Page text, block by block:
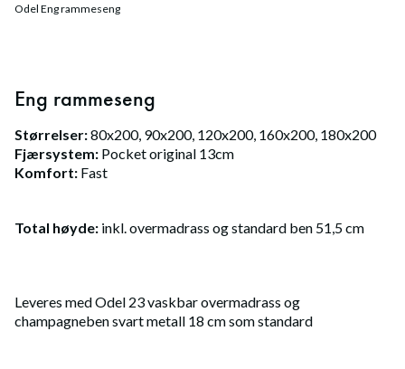
Odel Eng rammeseng
Eng rammeseng
Størrelser:80x200, 90x200, 120x200, 160x200, 180x200
Fjærsystem: Pocket original 13cm
Komfort: Fast
Total høyde: inkl. overmadrass og standard ben 51,5 cm
Leveres med Odel 23 vaskbar overmadrass og
champagneben svart metall 18 cm som standard